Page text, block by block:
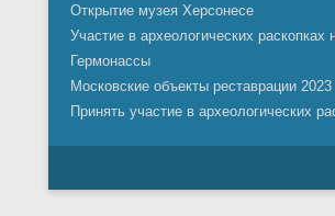
Открытие музея Херсонесе
Участие в археологических раскопках
Гермонассы
Московские объекты реставрации 2023
Принять участие в археологических